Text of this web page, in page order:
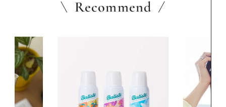
Recommend